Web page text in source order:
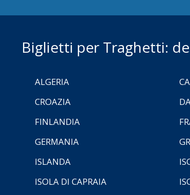
Biglietti per Traghetti:
ALGERIA
CROAZIA
FINLANDIA
GERMANIA
ISLANDA
ISOLA DI CAPRAIA